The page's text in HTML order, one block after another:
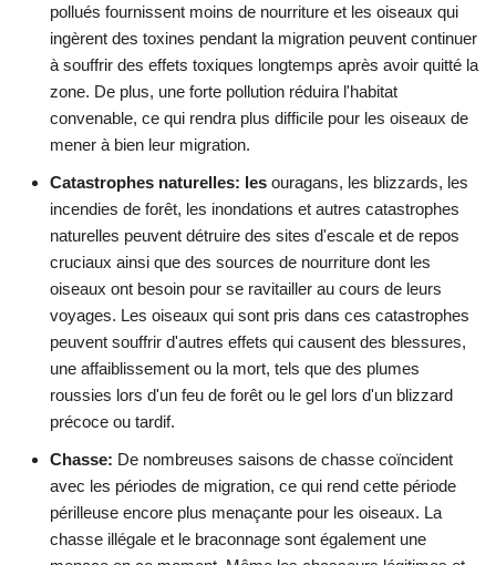
pollués fournissent moins de nourriture et les oiseaux qui
ingèrent des toxines pendant la migration peuvent continuer
à souffrir des effets toxiques longtemps après avoir quitté la
zone. De plus, une forte pollution réduira l'habitat
convenable, ce qui rendra plus difficile pour les oiseaux de
mener à bien leur migration.
Catastrophes naturelles: les ouragans, les blizzards, les
incendies de forêt, les inondations et autres catastrophes
naturelles peuvent détruire des sites d'escale et de repos
cruciaux ainsi que des sources de nourriture dont les
oiseaux ont besoin pour se ravitailler au cours de leurs
voyages. Les oiseaux qui sont pris dans ces catastrophes
peuvent souffrir d'autres effets qui causent des blessures,
une affaiblissement ou la mort, tels que des plumes
roussies lors d'un feu de forêt ou le gel lors d'un blizzard
précoce ou tardif.
Chasse: De nombreuses saisons de chasse coïncident
avec les périodes de migration, ce qui rend cette période
périlleuse encore plus menaçante pour les oiseaux. La
chasse illégale et le braconnage sont également une